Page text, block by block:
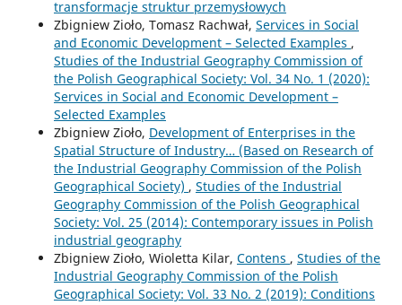
transformacje struktur przemysłowych
Zbigniew Zioło, Tomasz Rachwał, Services in Social
and Economic Development – Selected Examples ,
Studies of the Industrial Geography Commission of
the Polish Geographical Society: Vol. 34 No. 1 (2020):
Services in Social and Economic Development –
Selected Examples
Zbigniew Zioło, Development of Enterprises in the
Spatial Structure of Industry… (Based on Research of
the Industrial Geography Commission of the Polish
Geographical Society) , Studies of the Industrial
Geography Commission of the Polish Geographical
Society: Vol. 25 (2014): Contemporary issues in Polish
industrial geography
Zbigniew Zioło, Wioletta Kilar, Contens , Studies of the
Industrial Geography Commission of the Polish
Geographical Society: Vol. 33 No. 2 (2019): Conditions